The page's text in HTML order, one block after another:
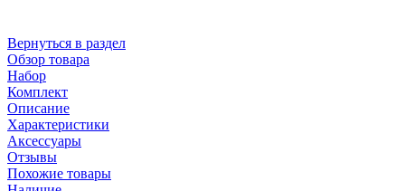
Вернуться в раздел
Обзор товара
Набор
Комплект
Описание
Характеристики
Аксессуары
Отзывы
Похожие товары